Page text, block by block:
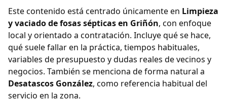
Este contenido está centrado únicamente en Limpieza
y vaciado de fosas sépticas en Griñón, con enfoque
local y orientado a contratación. Incluye qué se hace,
qué suele fallar en la práctica, tiempos habituales,
variables de presupuesto y dudas reales de vecinos y
negocios. También se menciona de forma natural a
Desatascos González, como referencia habitual del
servicio en la zona.